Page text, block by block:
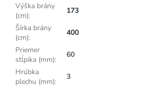
Výška brány
(cm):
173
Šírka brány
(cm):
400
Priemer
stĺpika (mm):
60
Hrúbka
plechu (mm):
3